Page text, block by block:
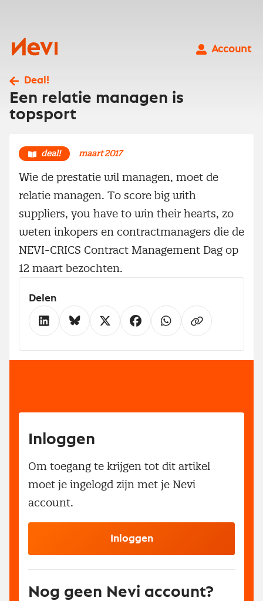
Nevi
Account
Deal!
Een relatie managen is
topsport
deal! maart 2017
Wie de prestatie wil managen, moet de
relatie managen. To score big with
suppliers, you have to win their hearts, zo
weten inkopers en contractmanagers die de
NEVI-CRICS Contract Management Dag op
12 maart bezochten.
Delen
Inloggen
Om toegang te krijgen tot dit artikel
moet je ingelogd zijn met je Nevi
account.
Inloggen
Nog geen Nevi account?